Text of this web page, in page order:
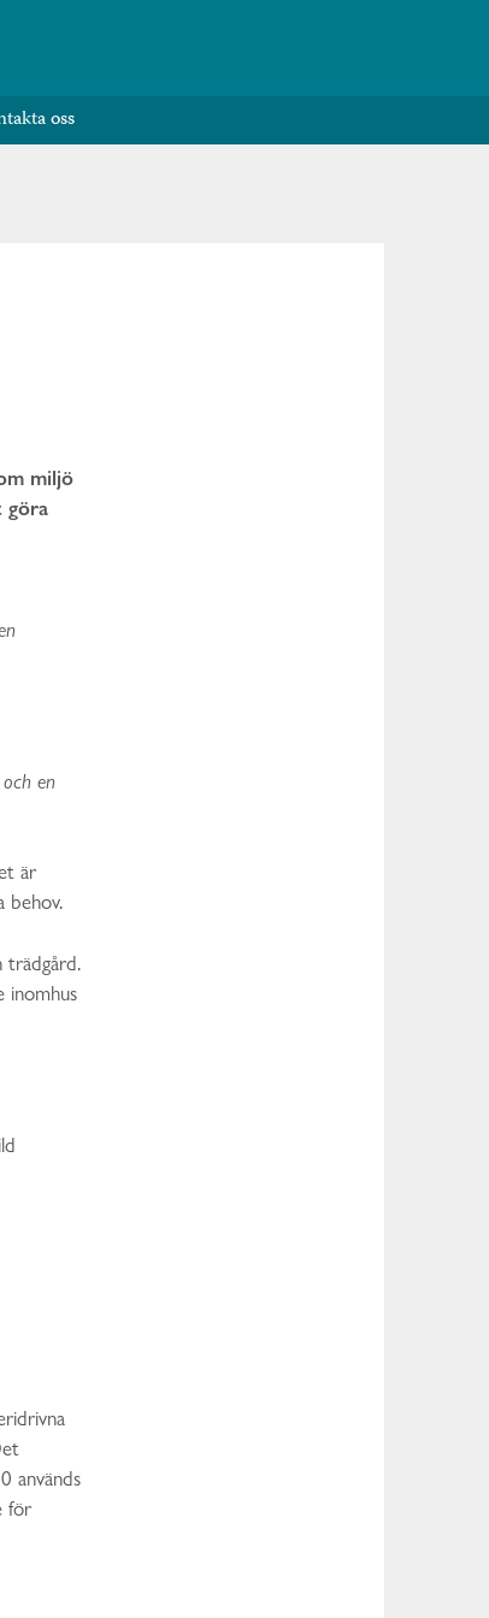
oss
miljö
göra
en
är
behov.
inomhus
används
för